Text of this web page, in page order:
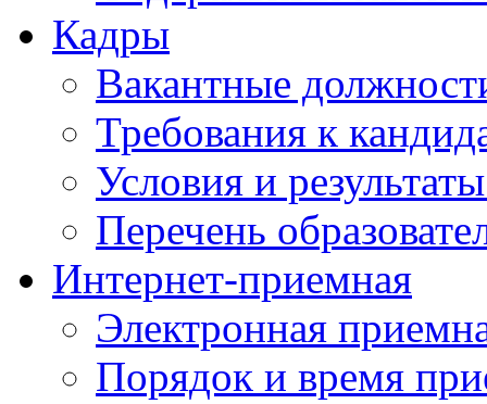
Кадры
Вакантные
Требования к
Условия и
Перечень
Интернет-приемная
Электронная
Порядок и время